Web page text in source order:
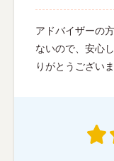
アドバイザーの
ないので、安心
りがとうございま